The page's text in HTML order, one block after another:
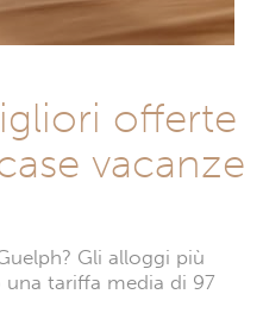
offerte
vacanze
Gli alloggi più
tariffa media di 97